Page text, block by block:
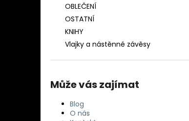
OBLEČENÍ
OSTATNÍ
KNIHY
Vlajky a nástěnné závěsy
Může vás zajímat
Blog
O nás